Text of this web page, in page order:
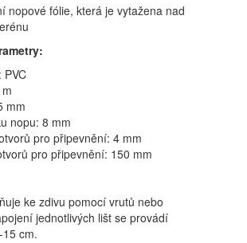
nopové fólie, která je vytažena nad
PVC
mm
nopu: 8 mm
pro připevnění: 4 mm
pro připevnění: 150 mm
ke zdivu pomocí vrutů nebo
jednotlivých lišt se provádí
cm.